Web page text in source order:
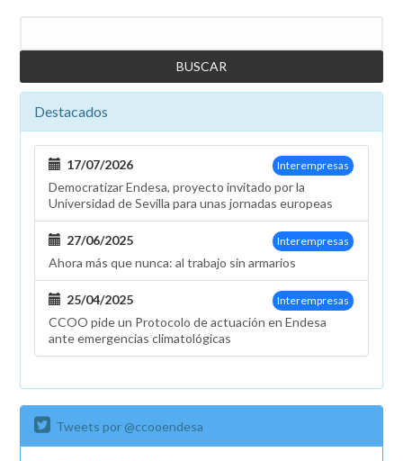
del
compañero
Raimundo
Cruz
en
Sevilla
Destacados
Interempresas
17/07/2026
Democratizar Endesa, proyecto invitado por la
Universidad de Sevilla para unas jornadas europeas
Interempresas
27/06/2025
Ahora más que nunca: al trabajo sin armarios
Interempresas
25/04/2025
CCOO pide un Protocolo de actuación en Endesa
ante emergencias climatológicas
Tweets por @ccooendesa